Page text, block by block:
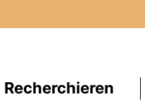
Recherchieren